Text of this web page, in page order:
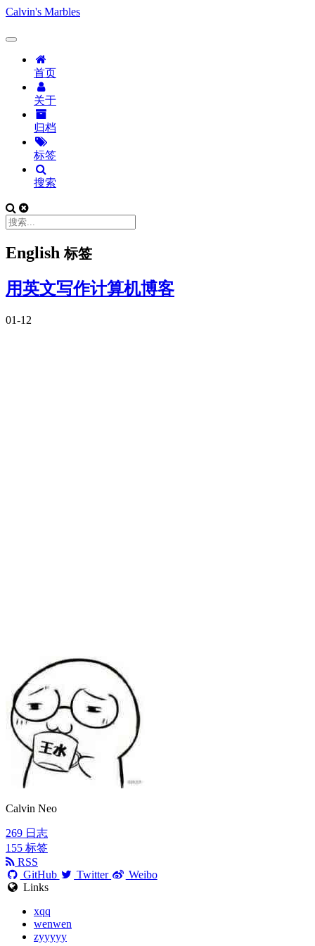
Calvin's Marbles
首页
关于
归档
标签
搜索
English标签
用英文写作计算机博客
01-12
Calvin Neo
269 日志
155 标签
RSS
GitHub
Twitter
Weibo
Links
xqq
wenwen
zyyyyy